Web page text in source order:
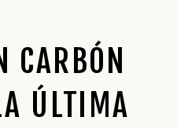
CARBÓN
ÚLTIMA